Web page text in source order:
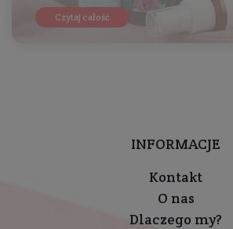
Czytaj całość
INFORMACJE
Kontakt
O nas
Dlaczego my?